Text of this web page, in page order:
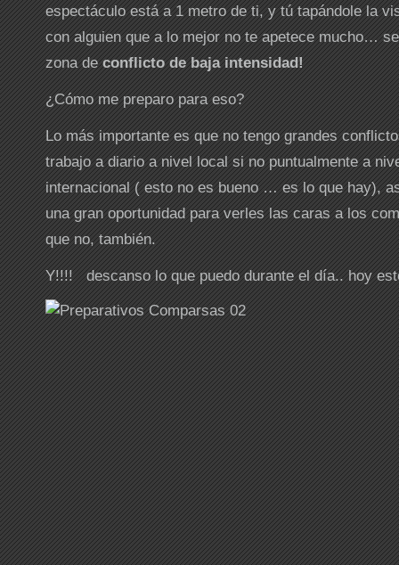
espectáculo está a 1 metro de ti, y tú tapándole la
con alguien que a lo mejor no te apetece mucho…
zona deconflicto de baja intensidad!
¿Cómo me preparo para eso?
Lo más importante es que no tengo grandes
trabajo a diario a nivel local si no puntualmente a
internacional ( esto no es bueno … es lo que hay),
una gran oportunidad para verles las caras a los
que no, también.
Y!!!! descanso lo que puedo durante el día.. hoy